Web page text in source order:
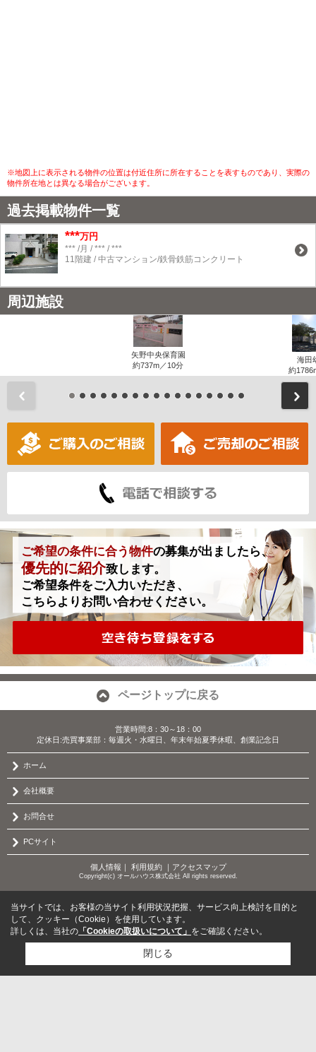
※地図上に表示される物件の位置は付近住所に所在することを表すものであり、実際の
物件所在地とは異なる場合がございます。
過去掲載物件一覧
***万円
*** /月 / *** / ***
11階建 / 中古マンション/鉄骨鉄筋コンクリート
周辺施設
矢野中央保育園
約737m／10分
海田
約
ご希望の条件に合う物件の募集が出ましたら、
優先的に紹介致します。
ご希望条件をご入力いただき、
こちらよりお問い合わせください。
ページトップに戻る
営業時間:8：30～18：00
定休日:売買事業部：毎週火・水曜日、年末年始夏季休暇、創業記念日
ホーム
会社概要
お問合せ
PCサイト
個人情報 ｜ 利用規約｜ アクセスマップ
Copyright(c) オールハウス株式会社 All rights reserved.
当サイトでは、お客様の当サイト利用状況把握、サービス向上検討を目的と
して、クッキー（Cookie）を使用しています。
詳しくは、当社の 「Cookieの取扱いについて」 をご確認ください。
閉じる